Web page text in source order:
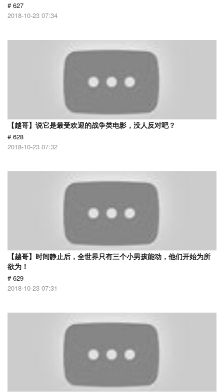
# 627
2018-10-23 07:34
【越哥】说它是最受欢迎的战争类电影，没人反对吧？
# 628
2018-10-23 07:32
【越哥】时间静止后，全世界只有三个小男孩能动，他们开始为所
欲为！
# 629
2018-10-23 07:31